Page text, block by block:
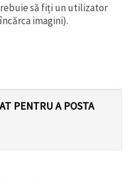
să fiți un utilizator
imagini).
PENTRU A POSTA